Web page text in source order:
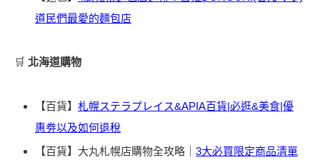
道民們最愛的麵包店
🛒 北海道購物
【百貨】 札幌ステラプレイス&APIA百貨|必逛&美食|優
惠劵以及如何退稅
【百貨】大丸札幌店購物全攻略｜ 3大必買限定商品清單